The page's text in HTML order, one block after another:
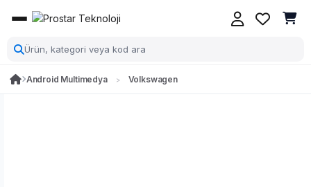
Android Multimedya Volkswagen